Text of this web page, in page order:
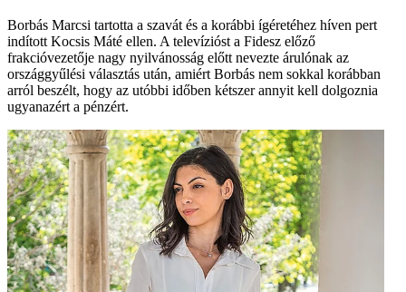
Borbás Marcsi tartotta a szavát és a korábbi ígéretéhez híven pert
indított Kocsis Máté ellen. A televízióst a Fidesz előző
frakcióvezetője nagy nyilvánosság előtt nevezte árulónak az
országgyűlési választás után, amiért Borbás nem sokkal korábban
arról beszélt, hogy az utóbbi időben kétszer annyit kell dolgoznia
ugyanazért a pénzért.